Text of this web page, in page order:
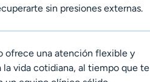
sin presiones externas.
ofrece una atención flexible y
la vida cotidiana, al tiempo que te